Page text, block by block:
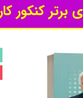
برتر کنکور